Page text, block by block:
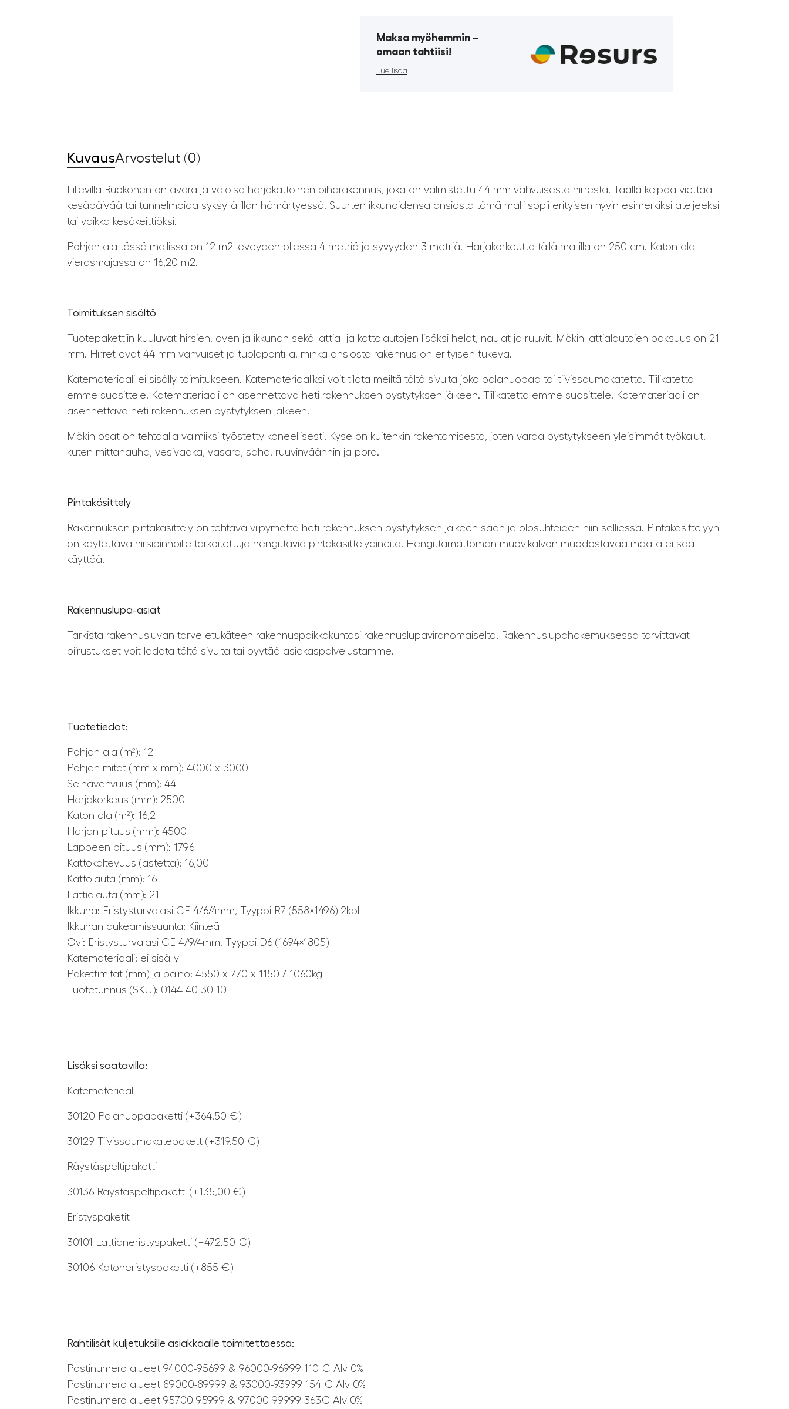
Maksa myöhemmin ­–
omaan tahtiisi!
Lue lisää
KuvausArvostelut (0)
Lillevilla Ruokonen on avara ja valoisa harjakattoinen piharakennus, joka on valmistettu 44 mm vahvuisesta hirrestä. Täällä kelpaa viettää
kesäpäivää tai tunnelmoida syksyllä illan hämärtyessä. Suurten ikkunoidensa ansiosta tämä malli sopii erityisen hyvin esimerkiksi ateljeeksi
tai vaikka kesäkeittiöksi.
Pohjan ala tässä mallissa on 12 m2 leveyden ollessa 4 metriä ja syvyyden 3 metriä. Harjakorkeutta tällä mallilla on 250 cm. Katon ala
vierasmajassa on 16,20 m2.
Toimituksen sisältö
Tuotepakettiin kuuluvat hirsien, oven ja ikkunan sekä lattia- ja kattolautojen lisäksi helat, naulat ja ruuvit. Mökin lattialautojen paksuus on 21
mm. Hirret ovat 44 mm vahvuiset ja tuplapontilla, minkä ansiosta rakennus on erityisen tukeva.
Katemateriaali ei sisälly toimitukseen. Katemateriaaliksi voit tilata meiltä tältä sivulta joko palahuopaa tai tiivissaumakatetta. Tiilikatetta
emme suosittele. Katemateriaali on asennettava heti rakennuksen pystytyksen jälkeen. Tiilikatetta emme suosittele. Katemateriaali on
asennettava heti rakennuksen pystytyksen jälkeen.
Mökin osat on tehtaalla valmiiksi työstetty koneellisesti. Kyse on kuitenkin rakentamisesta, joten varaa pystytykseen yleisimmät työkalut,
kuten mittanauha, vesivaaka, vasara, saha, ruuvinväännin ja pora.
Pintakäsittely
Rakennuksen pintakäsittely on tehtävä viipymättä heti rakennuksen pystytyksen jälkeen sään ja olosuhteiden niin salliessa. Pintakäsittelyyn
on käytettävä hirsipinnoille tarkoitettuja hengittäviä pintakäsittelyaineita. Hengittämättömän muovikalvon muodostavaa maalia ei saa
käyttää.
Rakennuslupa-asiat
Tarkista rakennusluvan tarve etukäteen rakennuspaikkakuntasi rakennuslupaviranomaiselta. Rakennuslupahakemuksessa tarvittavat
piirustukset voit ladata tältä sivulta tai pyytää asiakaspalvelustamme.
Tuotetiedot:
Pohjan ala (m²): 12
Pohjan mitat (mm x mm): 4000 x 3000
Seinävahvuus (mm): 44
Harjakorkeus (mm): 2500
Katon ala (m²): 16,2
Harjan pituus (mm): 4500
Lappeen pituus (mm): 1796
Kattokaltevuus (astetta): 16,00
Kattolauta (mm): 16
Lattialauta (mm): 21
Ikkuna: Eristysturvalasi CE 4/6/4mm, Tyyppi R7 (558×1496) 2kpl
Ikkunan aukeamissuunta: Kiinteä
Ovi: Eristysturvalasi CE 4/9/4mm, Tyyppi D6 (1694×1805)
Katemateriaali: ei sisälly
Pakettimitat (mm) ja paino: 4550 x 770 x 1150 / 1060kg
Tuotetunnus (SKU): 0144 40 30 10
Lisäksi saatavilla:
Katemateriaali
30120 Palahuopapaketti (+364.50 €)
30129 Tiivissaumakatepakett (+319.50 €)
Räystäspeltipaketti
30136 Räystäspeltipaketti (+135,00 €)
Eristyspaketit
30101 Lattianeristyspaketti (+472.50 €)
30106 Katoneristyspaketti (+855 €)
Rahtilisät kuljetuksille asiakkaalle toimitettaessa:
Postinumero alueet 94000-95699 & 96000-96999 110 € Alv 0%
Postinumero alueet 89000-89999 & 93000-93999 154 € Alv 0%
Postinumero alueet 95700-95999 & 97000-99999 363€ Alv 0%